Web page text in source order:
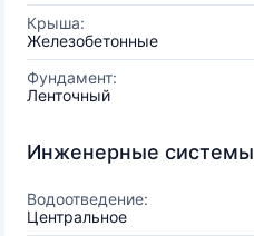
Крыша:
Железобетонные
Фундамент:
Ленточный
Инженерные системы
Водоотведение:
Центральное